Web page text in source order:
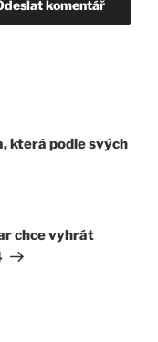
která podle svých
chce vyhrát